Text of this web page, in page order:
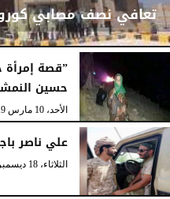
تعافي نصف مصابي
03:09 صـ
”قصة إمرأة
حسين
الأحد، 10 مارس 2019
علي ناصر
الثلاثاء، 18 ديسمبر 2018